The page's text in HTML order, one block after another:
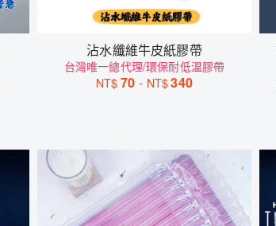
沾水纖維牛皮紙膠帶
台灣唯一總代理/環保耐低溫膠帶
NT$ 70 - NT$340